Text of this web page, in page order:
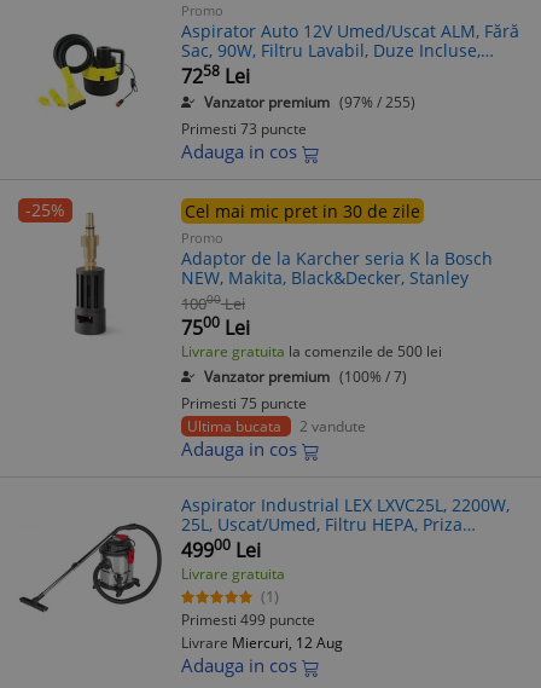
Promo
Aspirator Auto 12V Umed/Uscat ALM, Fără
Sac, 90W, Filtru Lavabil, Duze Incluse,
Portabil, Lungime Cablu 3m
7258 Lei
Vanzator premium (97% / 255)
Primesti 73 puncte
Adauga in cos
-25% Cel mai mic pret in 30 de zile
Promo
Adaptor de la Karcher seria K la Bosch
NEW, Makita, Black&Decker, Stanley
10000 Lei
7500 Lei
Livrare gratuita la comenzile de 500 lei
Vanzator premium (100% / 7)
Primesti 75 puncte
Ultima bucata
2 vandute
Adauga in cos
Aspirator Industrial LEX LXVC25L, 2200W,
25L, Uscat/Umed, Filtru HEPA, Priza
Accesorii
49900 Lei
Livrare gratuita
(1)
Primesti 499 puncte
Livrare Miercuri, 12 Aug
Adauga in cos